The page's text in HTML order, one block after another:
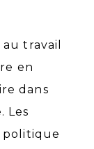
travail
en
dans
Les
politique